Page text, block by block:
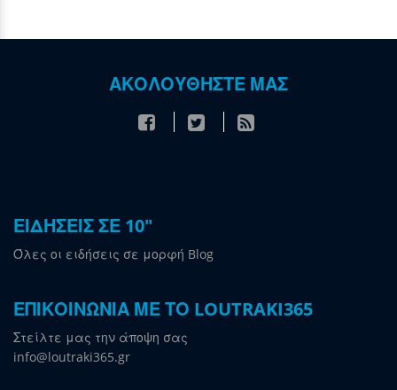
ΑΚΟΛΟΥΘΗΣΤΕ ΜΑΣ
ΕΙΔΗΣΕΙΣ ΣΕ 10"
Όλες οι ειδήσεις σε μορφή Blog
ΕΠΙΚΟΙΝΩΝΙΑ ΜΕ ΤΟ LOUTRAKI365
Στείλτε μας την άποψη σας
info@loutraki365.gr